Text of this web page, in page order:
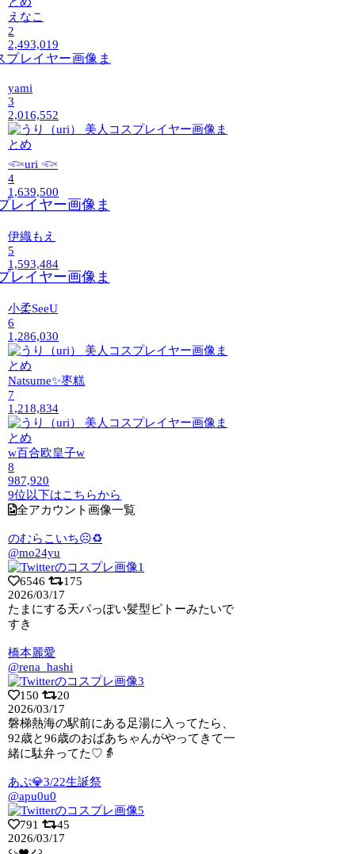
えなこ
2
2,493,019
yami
3
2,016,552
𓆟uri 𓆟
4
1,639,500
伊織もえ
5
1,593,484
小柔SeeU
6
1,286,030
Natsume✨枣糕
7
1,218,834
w百合欧皇子w
8
987,920
9位以下はこちらから
全アカウント画像一覧
のむらこいち☹️♻️
@mo24yu
6546
175
2026/03/17
たまにする天パっぽい髪型ピトーみたいで
すき
橋本麗愛
@rena_hashi
150
20
2026/03/17
磐梯熱海の駅前にある足湯に入ってたら、
92歳と96歳のおばあちゃんがやってきて一
緒に駄弁ってた♡👵
あぷ💎3/22生誕祭
@apu0u0
791
45
2026/03/17